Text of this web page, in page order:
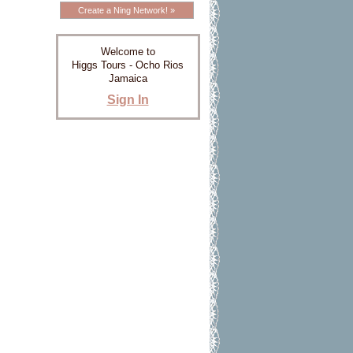
Create a Ning Network! »
Welcome to
Higgs Tours - Ocho Rios
Jamaica
Sign In